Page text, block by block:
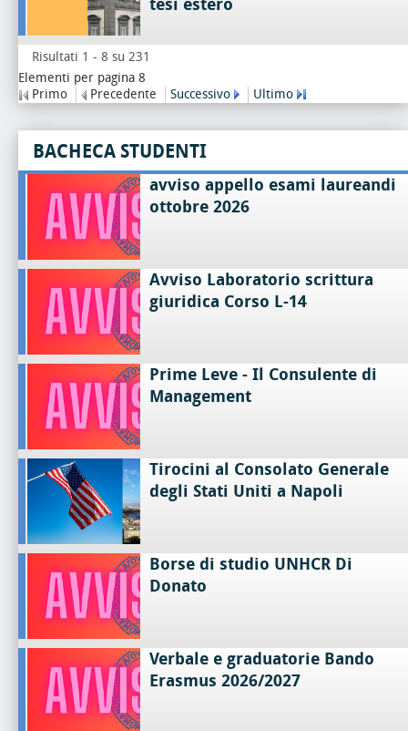
tesi estero
Risultati 1 - 8 su 231
Elementi per pagina 8
Primo
Precedente Successivo Ultimo
BACHECA STUDENTI
avviso appello esami laureandi
ottobre 2026
Avviso Laboratorio scrittura
giuridica Corso L-14
Prime Leve - Il Consulente di
Management
Tirocini al Consolato Generale
degli Stati Uniti a Napoli
Borse di studio UNHCR Di
Donato
Verbale e graduatorie Bando
Erasmus 2026/2027